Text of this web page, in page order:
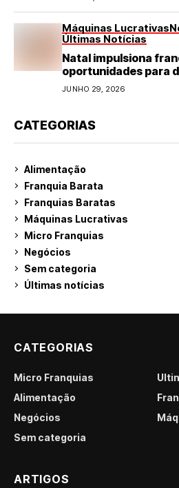
Máquinas Lucrativas
Últimas Notícias
Natal impulsiona
oportunidades para
do varejo
JUNHO 29, 2026
CATEGORIAS
Alimentação
Franquia Barata
Franquias Baratas
Máquinas Lucrativas
Micro Franquias
Negócios
Sem categoria
Últimas notícias
CATEGORIAS
Micro Franquias
Alimentação
Negócios
Sem categoria
ARTIGOS